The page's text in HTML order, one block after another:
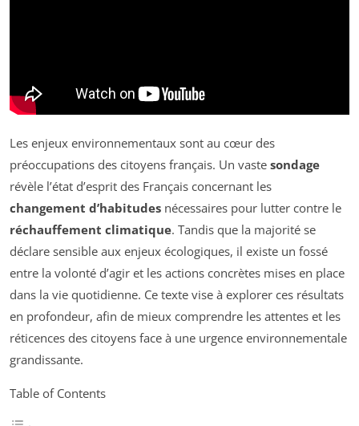
Les enjeux environnementaux sont au cœur des
préoccupations des citoyens français. Un vaste sondage
révèle l’état d’esprit des Français concernant les
changement d’habitudes nécessaires pour lutter contre le
réchauffement climatique. Tandis que la majorité se
déclare sensible aux enjeux écologiques, il existe un fossé
entre la volonté d’agir et les actions concrètes mises en place
dans la vie quotidienne. Ce texte vise à explorer ces résultats
en profondeur, afin de mieux comprendre les attentes et les
réticences des citoyens face à une urgence environnementale
grandissante.
Table of Contents